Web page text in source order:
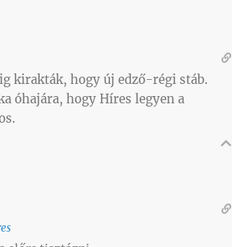
kirakták, hogy új edző-régi stáb.
óhajára, hogy Híres legyen a